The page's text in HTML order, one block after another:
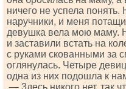
ничего не успела
наручники, и меня
девушка вела мою мамy.
и заставили встать на
с руками скованными за
оглянулась. Четыре
одна из них подошла к
— 3десь никого нет, так